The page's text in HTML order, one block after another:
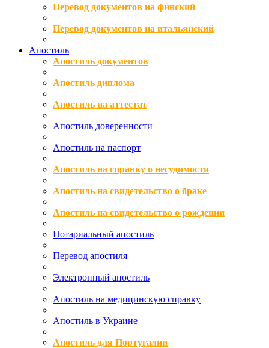
Перевод документов на финский
Перевод документов на итальянский
Апостиль
Апостиль документов
Апостиль диплома
Апостиль на аттестат
Апостиль доверенности
Апостиль на паспорт
Апостиль на справку о несудимости
Апостиль на свидетельство о браке
Апостиль на свидетельство о рождении
Нотариальный апостиль
Перевод апостиля
Электронный апостиль
Апостиль на медицинскую справку
Апостиль в Украине
Апостиль для Португалии